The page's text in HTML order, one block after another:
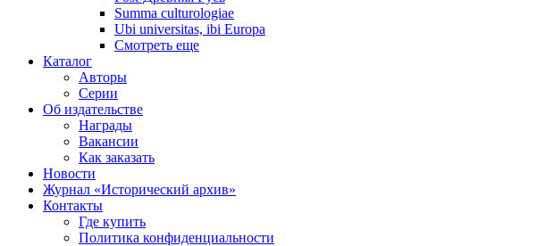
Summa culturologiae
Ubi universitas, ibi Europa
Смотреть еще
Каталог
Авторы
Серии
Об издательстве
Награды
Вакансии
Как заказать
Новости
Журнал «Исторический архив»‎
Контакты
Где купить
Политика конфиденциальности